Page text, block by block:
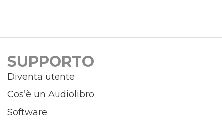
SUPPORTO
Diventa utente
Cos’è un Audiolibro
Software